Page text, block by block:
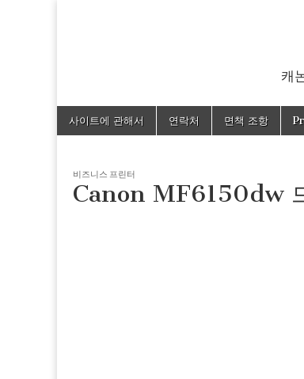
캐
Main
menu
Skip
사이트에 관해서 연락처 면책 조항
비즈니스 프린터
Canon MF6150dw